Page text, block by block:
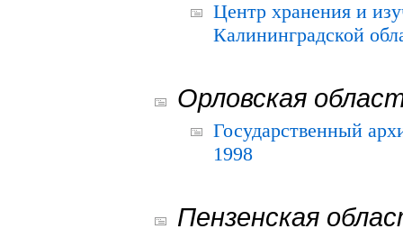
Центр хранения и
Калининградской
Орловская
Государственный
1998
Пензенская